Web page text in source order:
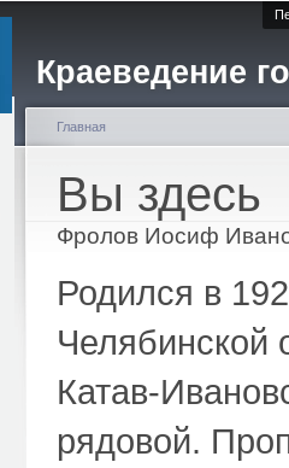
Краеведение
Вы здесь
Главная
Фролов Иосиф
Родился в
Челябинской
Катав-
рядовой.